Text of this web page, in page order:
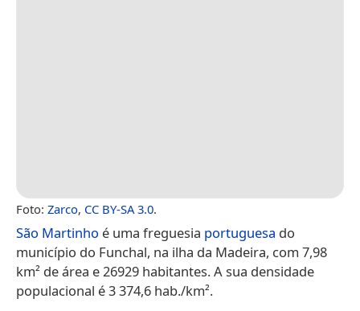
Foto: Zarco, CC BY-SA 3.0.
São Martinho é uma freguesia portuguesa do
município do Funchal, na ilha da Madeira, com 7,98
km² de área e 26929 habitantes. A sua densidade
populacional é 3 374,6 hab./km².